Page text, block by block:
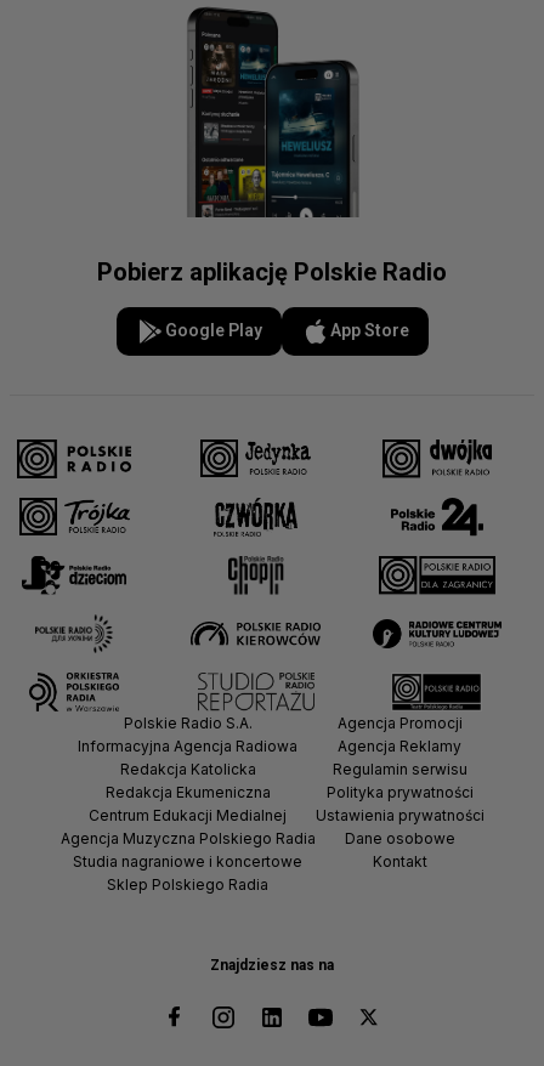
Pobierz aplikację Polskie Radio
Google Play App Store
Znajdziesz nas na
Polskie Radio S.A.
Informacyjna Agencja Radiowa
Redakcja Katolicka
Redakcja Ekumeniczna
Centrum Edukacji Medialnej
Agencja Muzyczna Polskiego Radia
Studia nagraniowe i koncertowe
Sklep Polskiego Radia
Agencja Promocji
Agencja Reklamy
Regulamin serwisu
Polityka prywatności
Ustawienia prywatności
Dane osobowe
Kontakt